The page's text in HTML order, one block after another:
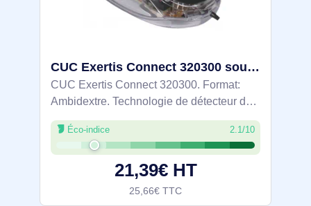
CUC Exertis Connect 320300 souris Voyage Ambidextre USB Type-A Optique 800 DPI - ECF-320300
CUC Exertis Connect 320300. Format:
Ambidextre. Technologie de détecteur de
mouvement: Optique, Interface de
l'appareil: USB Type-A, Résolution en
mouvement: 800 DPI, Type de boutons:
Éco-indice 2.1/10
21,39€ HT
25,66€ TTC